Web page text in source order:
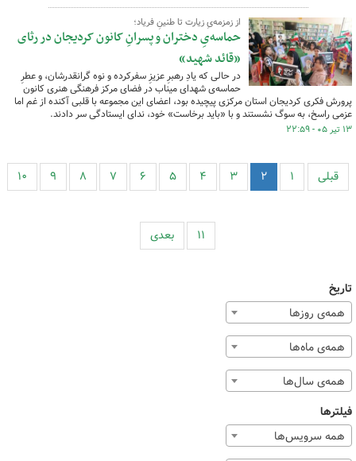
از زمزمه‌یِ زیارت تا طنینِ فریاد؛
حماسه‌یِ دختران و پسرانِ کانون کردیجان در رثای
«قائد شهید»
در حالی که یادِ رهبرِ عزیزِ سفرکرده و نوه گرانقدرشان، و عطرِ
حماسه‌ی شهدای میناب در فضای مرکز فرهنگی هنری کانون
پرورش فکری کردیجان استان مرکزی پیچیده بود، اعضای این مجموعه با قلبی آکنده از غم اما
عزمی راسخ، به سوگ نشستند و با «باید برخاست» خود، ندای ایستادگی سر دادند.
۱۳ تیر ۰۵ - ۲۲:۵۹
قبلی ۱ ۲ ۳ ۴ ۵ ۶ ۷ ۸ ۹ ۱۰
۱۱ بعدی
تاریخ
همه‌ی روزها
همه‌ی ماه‌ها
همه‌ی سال‌ها
فیلترها
همه سرویس‌ها